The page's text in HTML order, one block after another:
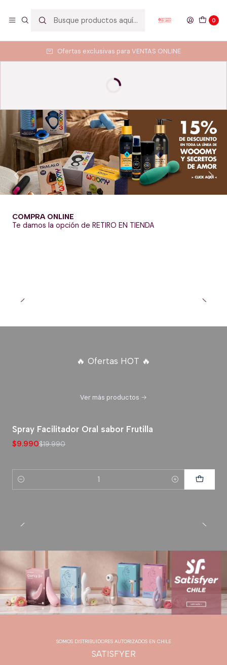
0
Ofertas exclusivas para VENTAS ONLINE
COMPRA ONLINE
Te damos la opción de RETIRO EN TIENDA
🔥 Ofertas HOT 🔥
Ver más productos
-50% OFERTA HOT
Spray Facilitador Oral sabor Frutilla
$9.990$19.990
Cantidad
SOMOS DISTRIBUIDORES AUTORIZADOS EN CHILE
SATISFYER